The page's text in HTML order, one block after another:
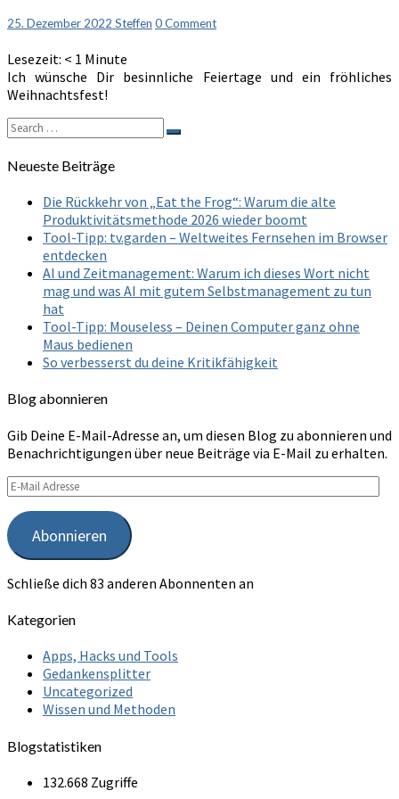
25. Dezember 2022 Steffen Comments
0 Comment
Lesezeit: < 1 Minute
Ich wünsche Dir besinnliche Feiertage und ein fröhliches
Weihnachtsfest!
Search
for:
Search
Neueste Beiträge
Die Rückkehr von „Eat the Frog“: Warum die alte
Produktivitätsmethode 2026 wieder boomt
Tool-Tipp: tv.garden – Weltweites Fernsehen im Browser
entdecken
AI und Zeitmanagement: Warum ich dieses Wort nicht
mag und was AI mit gutem Selbstmanagement zu tun
hat
Tool-Tipp: Mouseless – Deinen Computer ganz ohne
Maus bedienen
So verbesserst du deine Kritikfähigkeit
Blog abonnieren
Gib Deine E-Mail-Adresse an, um diesen Blog zu abonnieren und
Benachrichtigungen über neue Beiträge via E-Mail zu erhalten.
E-
Mail
Adresse
Abonnieren
Schließe dich 83 anderen Abonnenten an
Kategorien
Apps, Hacks und Tools
Gedankensplitter
Uncategorized
Wissen und Methoden
Blogstatistiken
132.668 Zugriffe